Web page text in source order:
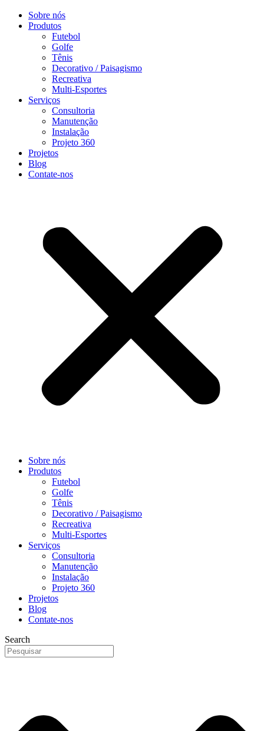
Sobre nós
Produtos
Futebol
Golfe
Tênis
Decorativo / Paisagismo
Recreativa
Multi-Esportes
Serviços
Consultoria
Manutenção
Instalação
Projeto 360
Projetos
Blog
Contate-nos
Sobre nós
Produtos
Futebol
Golfe
Tênis
Decorativo / Paisagismo
Recreativa
Multi-Esportes
Serviços
Consultoria
Manutenção
Instalação
Projeto 360
Projetos
Blog
Contate-nos
Search